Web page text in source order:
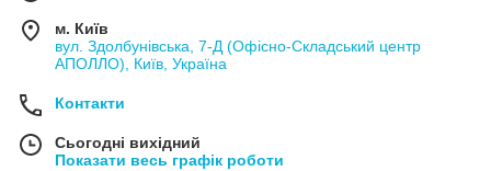
м. Київ
вул. Здолбунівська, 7-Д (Офісно-Складський центр
АПОЛЛО), Київ, Україна
Контакти
Сьогодні вихідний
Показати весь графік роботи